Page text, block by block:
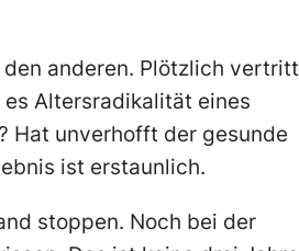
den anderen. Plötzlich vertritt
Altersradikalität eines
Hat unverhofft der gesunde
ist erstaunlich.
stoppen. Noch bei der